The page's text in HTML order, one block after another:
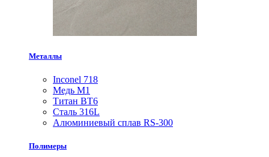
Металлы
Inconel 718
Медь М1
Титан ВТ6
Сталь 316L
Алюминиевый сплав RS-300
Полимеры